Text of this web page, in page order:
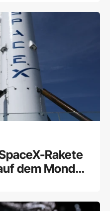
Rakete
dem Mond